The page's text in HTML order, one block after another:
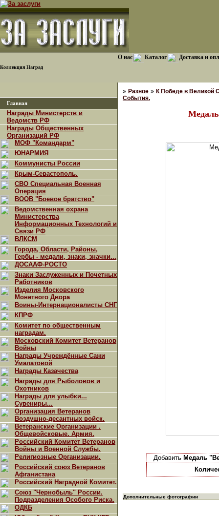
Коллекция Наград
О нас Каталог Доставка и
Главная
Награды Министерств и
Ведомств РФ
Награды Общественных
Организаций РФ
МОФ "Командарм"
ЮНАРМИЯ
Коммунисты России
Крым-Севастополь.
СВО Специальная Военная
Операция
ВООВ "Боевое братство"
Ведомственная охрана
Министерства
Информационных Технологий и
Связи РФ
ВЛКСМ
Города, Области, Районы,
Гербы - медали, знаки, значки...
ДОСААФ-РОСТО
Знаки Заслуженных и Почетных
Работников
Изделия Московского
Монетного Двора
Воины-Интернационалисты СНГ
КПРФ
Комитет по общественным
наградам.
Московский Комитет Ветеранов
Войны
Награды Учреждённые Сажи
Умалатовой
Награды Казачества
Награды для Рыболовов и
Охотников
Награды для улыбки...
Сувениры...
Организация Ветеранов
Воздушно-десантных войск.
Ветеранские Организации .
Общевойсковые. Армия.
Российский Комитет Ветеранов
Войны и Военной Службы.
Религиозные Организации.
Российский союз Ветеранов
Афганистана
Российский Наградной Комитет.
Союз "Чернобыль" России.
Подразделения Особого Риска.
ОДКБ
» Разное » К Победе в Великой
События.
Добавить Медаль
Дополнительные фотографии